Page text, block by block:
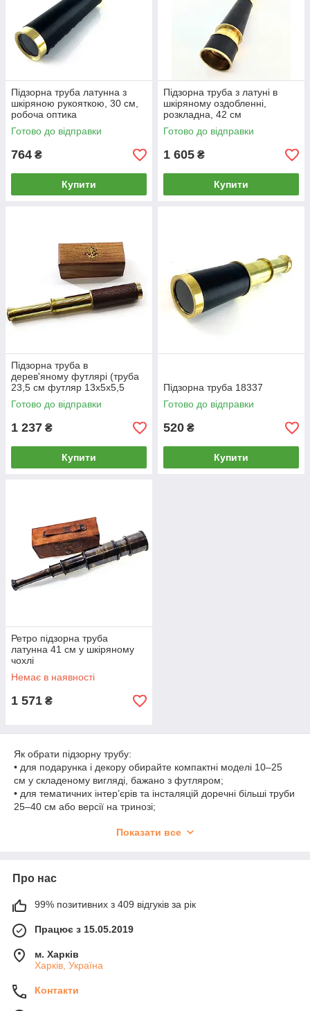
Підзорна труба латунна з
шкіряною рукояткою, 30 см,
робоча оптика
Готово до відправки
764 ₴
Купити
Підзорна труба з латуні в
шкіряному оздобленні,
розкладна, 42 см
Готово до відправки
1 605 ₴
Купити
Підзорна труба в
дерев'яному футлярі (труба
23,5 см футляр 13х5х5,5
см)A
Готово до відправки
1 237 ₴
Купити
Підзорна труба 18337
Готово до відправки
520 ₴
Купити
Ретро підзорна труба
латунна 41 см у шкіряному
чохлі
Немає в наявності
1 571 ₴
Як обрати підзорну трубу:
• для подарунка і декору обирайте компактні моделі 10–25
см у складеному вигляді, бажано з футляром;
• для тематичних інтер’єрів та інсталяцій доречні більші труби
25–40 см або версії на тринозі;
кількість секцій, наявність наочникa та фактуру обмотки.
Латунь з часом може набирати легку патину — це природно і
додає вінтажного вигляду. Зберігайте у футлярі подалі від
вологи та прямих сонячних променів.
Показати все
Про нас
99% позитивних з 409 відгуків за рік
Працює з 15.05.2019
м. Харків
Харків, Україна
Контакти